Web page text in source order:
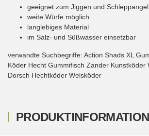
geeignet zum Jiggen und
weite Würfe möglich
langlebiges Material
im Salz- und Süßwasser einsetzbar
verwandte Suchbegriffe: Action Shads XL
Köder Hecht Gummifisch Zander Kunstköder
Dorsch Hechtköder Welsköder